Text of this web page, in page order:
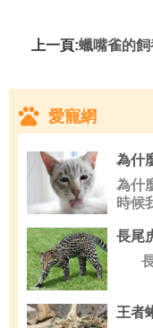
上一頁:蠟嘴雀的飼養 蠟嘴雀冬天飼養
愛寵網
為什
時候
長
王者